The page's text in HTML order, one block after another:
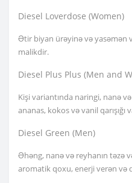
Diesel Loverdose (Women)
Ətir biyan ürəyinə və yasəmən
malikdir.
Diesel Plus Plus (Men and
Kişi variantında naringi, nanə
ananas, kokos və vanil qarışığı
Diesel Green (Men)
Əhəng, nanə və reyhanın təzə
aromatik qoxu, enerji verən və